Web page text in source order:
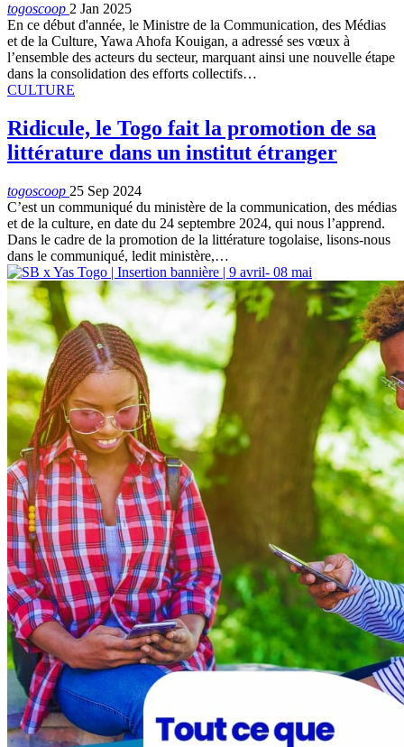
togoscoop 2 Jan 2025
En ce début d'année, le Ministre de la Communication, des Médias
et de la Culture, Yawa Ahofa Kouigan, a adressé ses vœux à
l’ensemble des acteurs du secteur, marquant ainsi une nouvelle étape
dans la consolidation des efforts collectifs…
CULTURE
Ridicule, le Togo fait la promotion de sa
littérature dans un institut étranger
togoscoop 25 Sep 2024
C’est un communiqué du ministère de la communication, des médias
et de la culture, en date du 24 septembre 2024, qui nous l’apprend.
Dans le cadre de la promotion de la littérature togolaise, lisons-nous
dans le communiqué, ledit ministère,…